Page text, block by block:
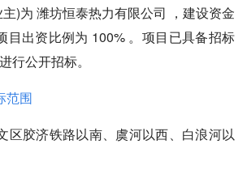
)为 潍坊恒泰热力有限公司 ，建设资金
目出资比例为 100% 。项目已具备招标
行公开招标。
范围
区胶济铁路以南、虞河以西、白浪河以